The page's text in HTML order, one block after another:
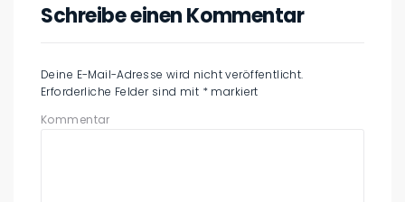
Schreibe einen Kommentar
Deine E-Mail-Adresse wird nicht veröffentlicht.
Erforderliche Felder sind mit * markiert
Kommentar